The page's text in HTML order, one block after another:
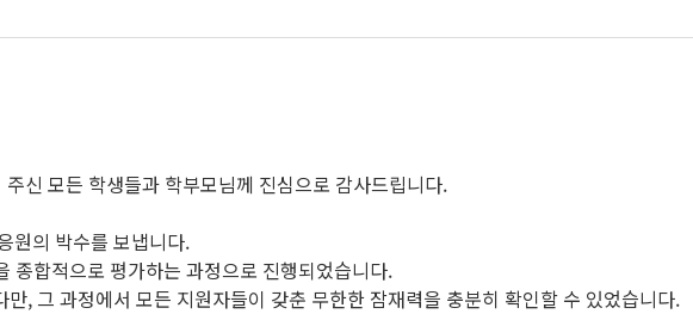
신 모든 학생들과 학부모님께 진심으로 감사드립니다.
원의 박수를 보냅니다.
종합적으로 평가하는 과정으로 진행되었습니다.
, 그 과정에서 모든 지원자들이 갖춘 무한한 잠재력을 충분히 확인할 수 있었습니다.